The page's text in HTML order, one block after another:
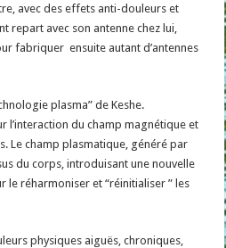
avec des effets anti-douleurs et
repart avec son antenne chez lui,
fabriquer ensuite autant d’antennes
plasma” de Keshe.
l’interaction du champ magnétique et
Le champ plasmatique, généré par
du corps, introduisant une nouvelle
réharmoniser et “réinitialiser ” les
physiques aiguës, chroniques,